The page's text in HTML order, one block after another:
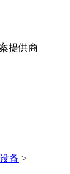
备 >